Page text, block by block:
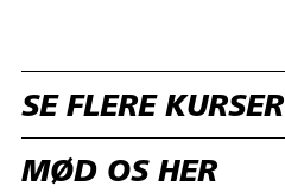
SE FLERE KURSER
MØD OS HER